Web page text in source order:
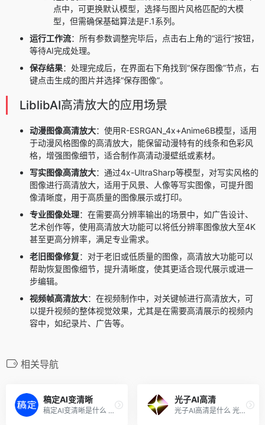
点中，可更换默认模型，选择与图片风格匹配的大模
型，但需确保基础算法是F.1系列。
运行工作流：所有参数调整完毕后，点击右上角的“运行”按钮，
等待AI完成处理。
保存结果：处理完成后，在界面右下角找到“保存图像”节点，右
键点击生成的图片并选择“保存图像”。
LiblibAI高清放大的应用场景
动漫图像高清放大：使用R-ESRGAN_4x+Anime6B模型，适用
于动漫风格图像的高清放大，能保留动漫特有的线条和色彩风
格，增强图像细节，适合制作高清动漫壁纸或素材。
写实图像高清放大：通过4x-UltraSharp等模型，对写实风格的
图像进行高清放大，适用于风景、人像等写实图像，可提升图
像清晰度，用于高质量的图像展示或打印。
专业图像处理：在需要高分辨率输出的场景中，如广告设计、
艺术创作等，使用高清放大功能可以将低分辨率图像放大至4K
甚至更高分辨率，满足专业需求。
老旧图像修复：对于老旧或低质量的图像，高清放大功能可以
帮助恢复图像细节，提升清晰度，使其更适合现代展示或进一
步编辑。
视频帧高清放大：在视频制作中，对关键帧进行高清放大，可
以提升视频的整体视觉效果，尤其是在需要高清展示的视频内
容中，如纪录片、广告等。
相关导航
稿定AI变清晰
稿定AI变清晰是什么 稿定AI变...
光子AI高清
光子AI高清是什么 光子AI高清...